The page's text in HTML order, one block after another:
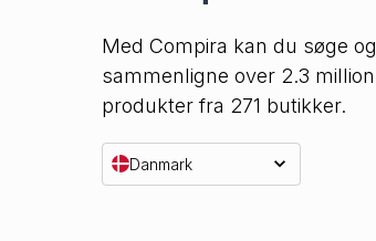
Med Compira kan du søge og
sammenligne over 2.3 million
produkter fra 271 butikker.
Danmark